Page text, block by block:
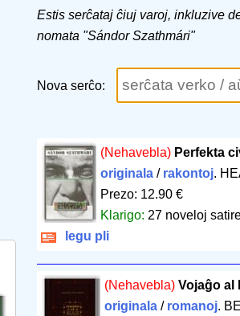
Estis serĉataj ĉiuj varoj, inkluzive
nomata "Sándor Szathmári"
Nova serĉo:
(Nehavebla) Perfekta
originala / rakontoj.
Prezo: 12.90 €
Klarigo: 27 noveloj
legu pli
(Nehavebla) Vojaĝo al
originala/ romanoj.